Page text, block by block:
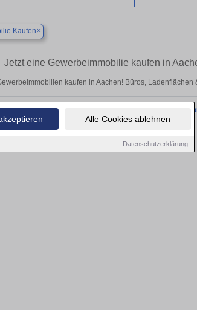
Alle Cookies ablehnen
Datenschutzerklärung
Kaufen×
Jetzt eine Gewerbeimmobilie kaufen in
kaufen in Aachen! Büros, Ladenflächen
passenden Objekte finden. Schauen Sie bald wieder